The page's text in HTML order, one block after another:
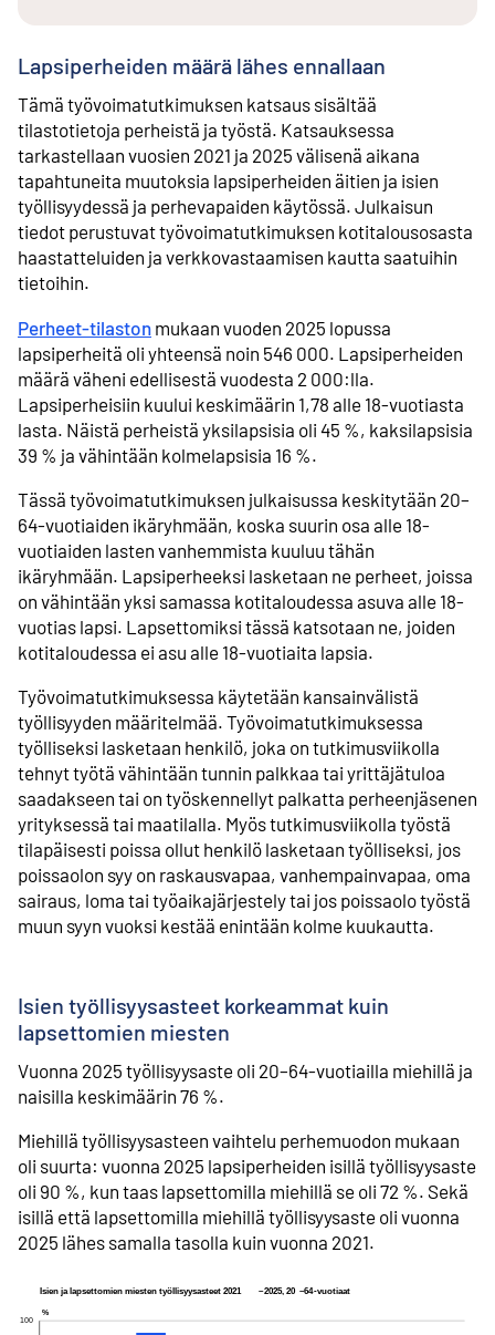
Lapsiperheiden määrä lähes ennallaan
Tämä työvoimatutkimuksen katsaus sisältää
tilastotietoja perheistä ja työstä. Katsauksessa
tarkastellaan vuosien 2021 ja 2025 välisenä aikana
tapahtuneita muutoksia lapsiperheiden äitien ja isien
työllisyydessä ja perhevapaiden käytössä. Julkaisun
tiedot perustuvat työvoimatutkimuksen kotitalousosasta
haastatteluiden ja verkkovastaamisen kautta saatuihin
tietoihin.
Perheet-tilaston mukaan vuoden 2025 lopussa
lapsiperheitä oli yhteensä noin 546 000. Lapsiperheiden
määrä väheni edellisestä vuodesta 2 000:lla.
Lapsiperheisiin kuului keskimäärin 1,78 alle 18-vuotiasta
lasta. Näistä perheistä yksilapsisia oli 45 %, kaksilapsisia
39 % ja vähintään kolmelapsisia 16 %.
Tässä työvoimatutkimuksen julkaisussa keskitytään 20–
64-vuotiaiden ikäryhmään, koska suurin osa alle 18-
vuotiaiden lasten vanhemmista kuuluu tähän
ikäryhmään. Lapsiperheeksi lasketaan ne perheet, joissa
on vähintään yksi samassa kotitaloudessa asuva alle 18-
vuotias lapsi. Lapsettomiksi tässä katsotaan ne, joiden
kotitaloudessa ei asu alle 18-vuotiaita lapsia.
Työvoimatutkimuksessa käytetään kansainvälistä
työllisyyden määritelmää. Työvoimatutkimuksessa
työlliseksi lasketaan henkilö, joka on tutkimusviikolla
tehnyt työtä vähintään tunnin palkkaa tai yrittäjätuloa
saadakseen tai on työskennellyt palkatta perheenjäsenen
yrityksessä tai maatilalla. Myös tutkimusviikolla työstä
tilapäisesti poissa ollut henkilö lasketaan työlliseksi, jos
poissaolon syy on raskausvapaa, vanhempainvapaa, oma
sairaus, loma tai työaikajärjestely tai jos poissaolo työstä
muun syyn vuoksi kestää enintään kolme kuukautta.
Isien työllisyysasteet korkeammat kuin
lapsettomien miesten
Vuonna 2025 työllisyysaste oli 20–64-vuotiailla miehillä ja
naisilla keskimäärin 76 %.
Miehillä työllisyysasteen vaihtelu perhemuodon mukaan
oli suurta: vuonna 2025 lapsiperheiden isillä työllisyysaste
oli 90 %, kun taas lapsettomilla miehillä se oli 72 %. Sekä
isillä että lapsettomilla miehillä työllisyysaste oli vuonna
2025 lähes samalla tasolla kuin vuonna 2021.